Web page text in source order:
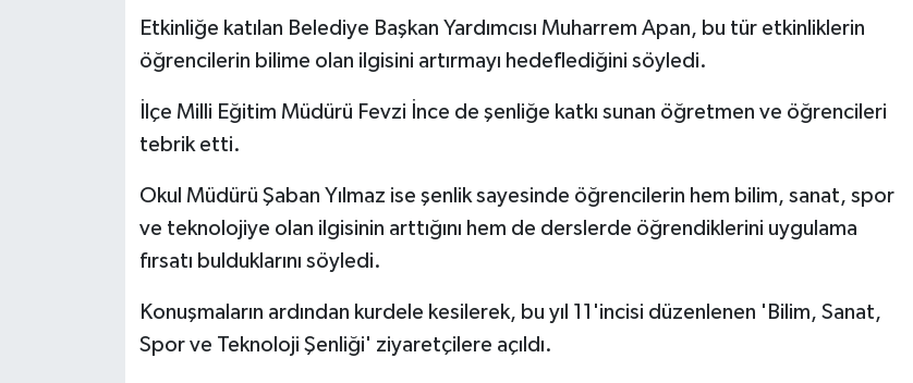
Etkinliğe katılan Belediye Başkan Yardımcısı Muharrem Apan, bu tür etkinliklerin
öğrencilerin bilime olan ilgisini artırmayı hedeflediğini söyledi.
İlçe Milli Eğitim Müdürü Fevzi İnce de şenliğe katkı sunan öğretmen ve öğrencileri
tebrik etti.
Okul Müdürü Şaban Yılmaz ise şenlik sayesinde öğrencilerin hem bilim, sanat, spor
ve teknolojiye olan ilgisinin arttığını hem de derslerde öğrendiklerini uygulama
fırsatı bulduklarını söyledi.
Konuşmaların ardından kurdele kesilerek, bu yıl 11'incisi düzenlenen 'Bilim, Sanat,
Spor ve Teknoloji Şenliği' ziyaretçilere açıldı.